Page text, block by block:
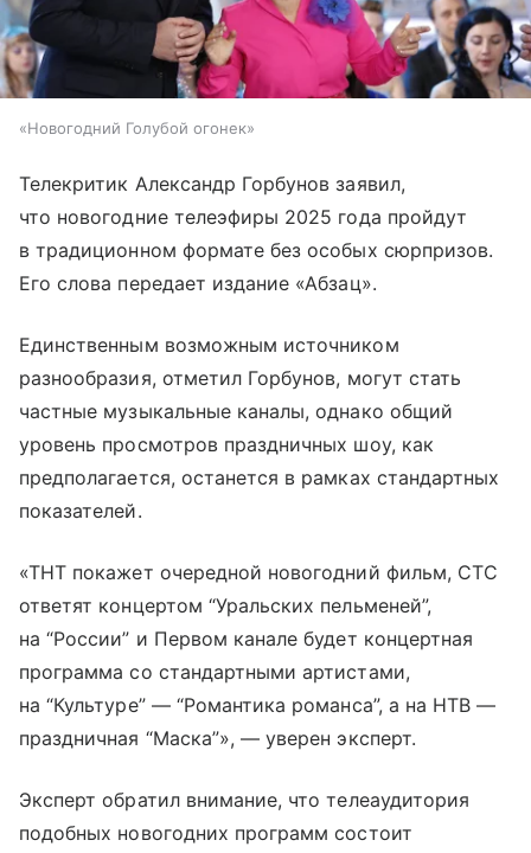
«Новогодний Голубой огонек»
Телекритик Александр Горбунов заявил,
что новогодние телеэфиры 2025 года пройдут
в традиционном формате без особых сюрпризов.
Его слова передает издание «Абзац».
Единственным возможным источником
разнообразия, отметил Горбунов, могут стать
частные музыкальные каналы, однако общий
уровень просмотров праздничных шоу, как
предполагается, останется в рамках стандартных
показателей.
«ТНТ покажет очередной новогодний фильм, СТС
ответят концертом “Уральских пельменей”,
на “России” и Первом канале будет концертная
программа со стандартными артистами,
на “Культуре” — “Романтика романса”, а на НТВ —
праздничная “Маска”», — уверен эксперт.
Эксперт обратил внимание, что телеаудитория
подобных новогодних программ состоит